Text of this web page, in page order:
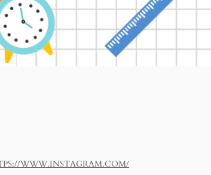
WWW.INSTAGRAM.COM/